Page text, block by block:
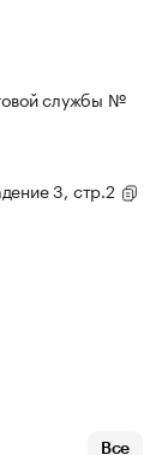
службы №
3, стр.2
Все